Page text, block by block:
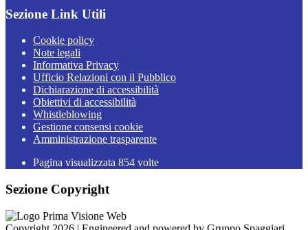
Sezione Link Utili
Cookie policy
Note legali
Informativa Privacy
Ufficio Relazioni con il Pubblico
Dichiarazione di accessibilità
Obiettivi di accessibilità
Whistleblowing
Gestione consensi cookie
Amministrazione trasparente
Pagina visualizzata 854 volte
Sezione Copyright